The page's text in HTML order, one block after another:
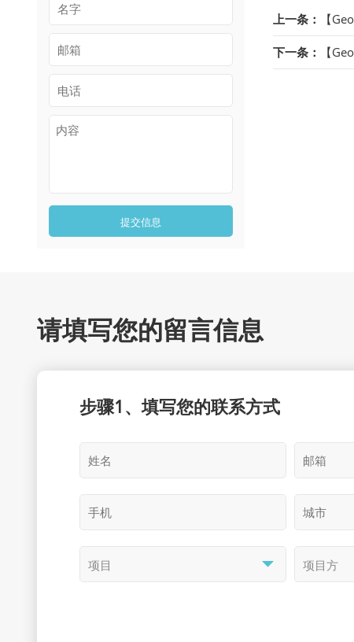
提交信息
上一条： 【
下一条： 【
请填写您的留言信息
步骤1、填写您的联系方式